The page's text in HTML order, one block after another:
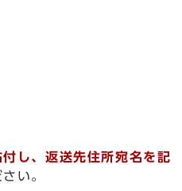
付し、返送先住所宛名を記
い。